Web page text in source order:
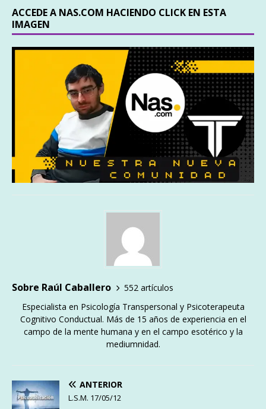
ACCEDE A NAS.COM HACIENDO CLICK EN ESTA
IMAGEN
Sobre Raúl Caballero
552 artículos
Especialista en Psicología Transpersonal y Psicoterapeuta
Cognitivo Conductual. Más de 15 años de experiencia en el
campo de la mente humana y en el campo esotérico y la
mediumnidad.
ANTERIOR
L.S.M. 17/05/12